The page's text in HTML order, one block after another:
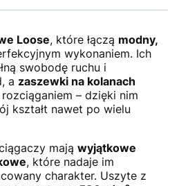
Loose, które łączą modny,
wykonaniem. Ich
swobodę ruchu i
a zaszewki na kolanach
– dzięki nim
kształt nawet po wielu
mają wyjątkowe
, które nadaje im
charakter. Uszyte z